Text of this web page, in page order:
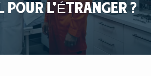
POUR L'ÉTRANGER ?